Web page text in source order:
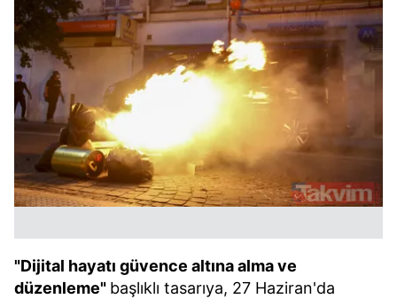
"Dijital hayatı güvence altına alma ve
düzenleme" başlıklı tasarıya, 27 Haziran'da